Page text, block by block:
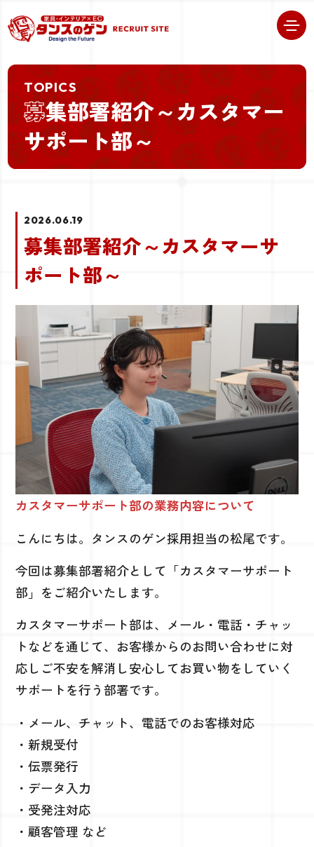
TOPICS
募集部署紹介～カスタマー
サポート部～
2026.06.19
募集部署紹介～カスタマーサ
ポート部～
カスタマーサポート部の業務内容について
こんにちは。タンスのゲン採用担当の松尾です。
今回は募集部署紹介として「カスタマーサポート
部」をご紹介いたします。
カスタマーサポート部は、メール・電話・チャッ
トなどを通じて、お客様からのお問い合わせに対
応しご不安を解消し安心してお買い物をしていく
サポートを行う部署です。
・メール、チャット、電話でのお客様対応
・新規受付
・伝票発行
・データ入力
・受発注対応
・顧客管理 など